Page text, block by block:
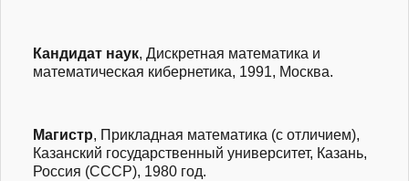
Кандидат наук, Дискретная математика и
математическая кибернетика, 1991, Москва.
Магистр, Прикладная математика (с отличием),
Казанский государственный университет, Казань,
Россия (СССР), 1980 год.